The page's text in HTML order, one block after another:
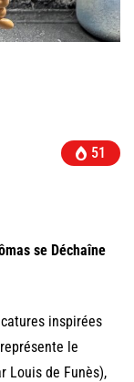
51
se Déchaîne
inspirées
le
Louis de Funès),